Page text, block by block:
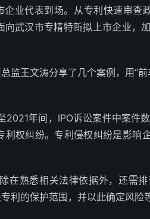
企业代表到场。从专利快速审查
武汉市专精特新拟上市企业，
监王文涛分享了几个案例，用“
年间，IPO诉讼案件中案件
权纠纷。专利侵权纠纷是影响
在熟悉相关法律依据外，还需
利的保护范围，并以此确定风险